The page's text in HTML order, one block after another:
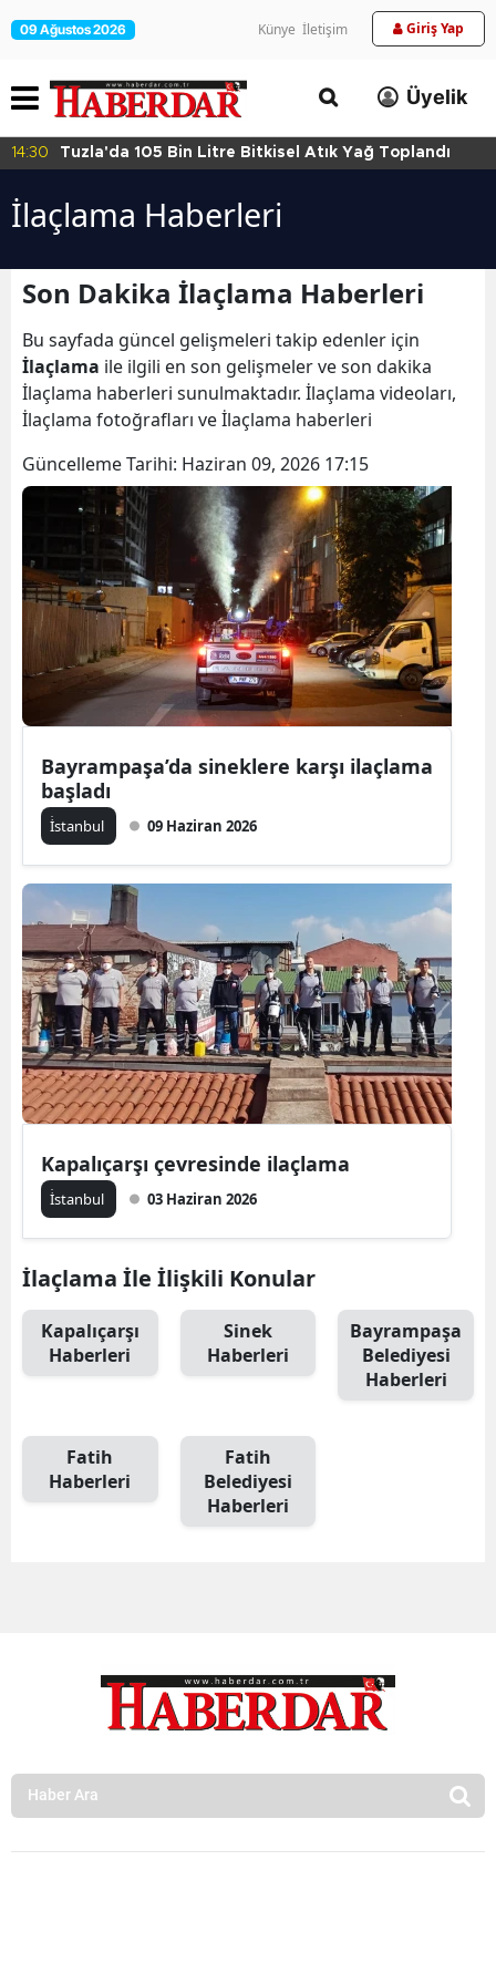
09 Ağustos 2026 Künye İletişim Giriş Yap
Üyelik
14:30 Tuzla'da 105 Bin Litre Bitkisel Atık Yağ Toplandı
İlaçlama Haberleri
Son Dakika İlaçlama Haberleri
Bu sayfada güncel gelişmeleri takip edenler için
İlaçlama ile ilgili en son gelişmeler ve son dakika
İlaçlama haberleri sunulmaktadır. İlaçlama videoları,
İlaçlama fotoğrafları ve İlaçlama haberleri
Güncelleme Tarihi: Haziran 09, 2026 17:15
Bayrampaşa’da sineklere karşı ilaçlama
başladı
İ̇stanbul 09 Haziran 2026
Kapalıçarşı çevresinde ilaçlama
İ̇stanbul 03 Haziran 2026
İlaçlama İle İlişkili Konular
Kapalıçarşı
Haberleri
Sinek
Haberleri
Bayrampaşa
Belediyesi
Haberleri
Fatih
Haberleri
Fatih
Belediyesi
Haberleri